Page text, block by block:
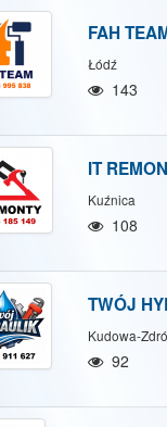
FAH
Łódź
143
IT
Kuźnica
108
TWÓJ
Kudowa-
92